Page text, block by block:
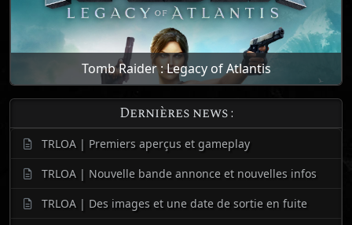
Tomb Raider : Legacy of Atlantis
Dernières news :
TRLOA | Premiers aperçus et gameplay
TRLOA | Nouvelle bande annonce et nouvelles infos
TRLOA | Des images et une date de sortie en fuite